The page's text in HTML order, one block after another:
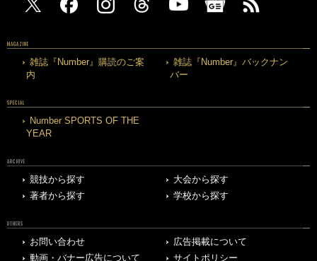
MAGAZINE
雑誌『Number』購読のご案
内
雑誌『Number』バックナン
バー
SPECIAL
Number SPORTS OF THE
YEAR
ARCHIVE
競技から探す
大会から探す
著者から探す
学校から探す
OTHERS
お問い合わせ
広告掲載について
動画・バナー広告について
サイトポリシー